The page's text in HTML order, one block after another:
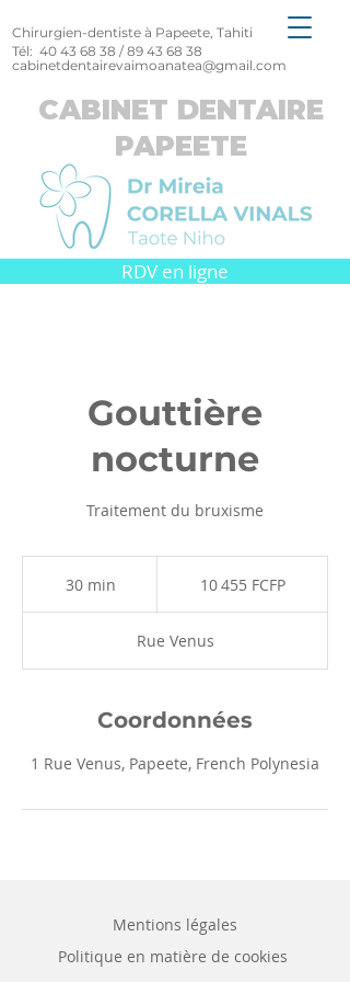
CABINET DENTAIRE
PAPEETE
Chirurgien-dentiste à Papeete, Tahiti
Tél: 40 43 68 38 /89 43 68 38
cabinetdentairevaimoanatea@gmail.com
RDV en ligne
Gouttière
nocturne
Traitement du bruxisme
30 min
n
10 455 FCFP
Rue Venus
Coordonnées
1 Rue Venus, Papeete, French Polynesia
Mentions légales
Politique en matière de cookies